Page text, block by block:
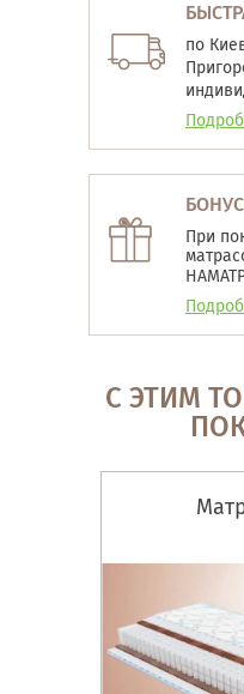
по
При
С ЭТИМ